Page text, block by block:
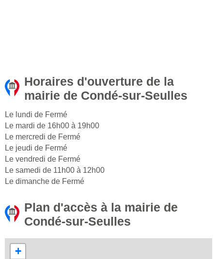
Horaires d'ouverture de la
mairie de Condé-sur-Seulles
Le lundi de Fermé
Le mardi de 16h00 à 19h00
Le mercredi de Fermé
Le jeudi de Fermé
Le vendredi de Fermé
Le samedi de 11h00 à 12h00
Le dimanche de Fermé
Plan d'accès à la mairie de
Condé-sur-Seulles
+